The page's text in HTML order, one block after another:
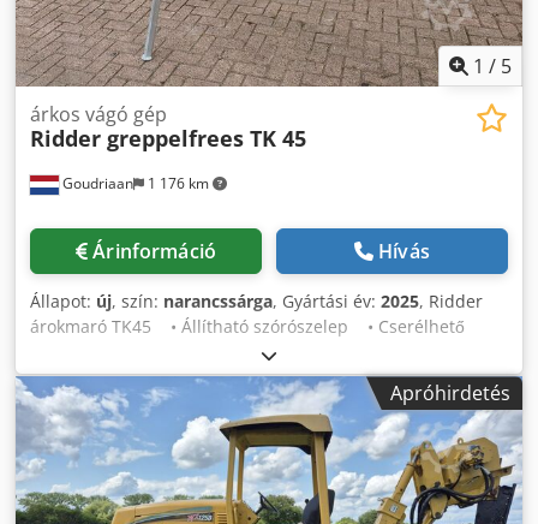
1 / 5
Goudriaan 1 176 km
árkos vágó gép
Ridder greppelfrees TK 45
Árinformáció Hívás
Állapot: új, szín: narancssárga, Gyártási év: 2025, Ridder
árokmaró TK45 • Állítható szórószelep • Cserélhető
kések • TLT tengely törőcsavaros kuplunggal •
Meghajtás: TLT 540 ford./perc Csdpszfb Ausfx Al Terf
Állapot: Új Gyártási év: 2025
Apróhirdetés